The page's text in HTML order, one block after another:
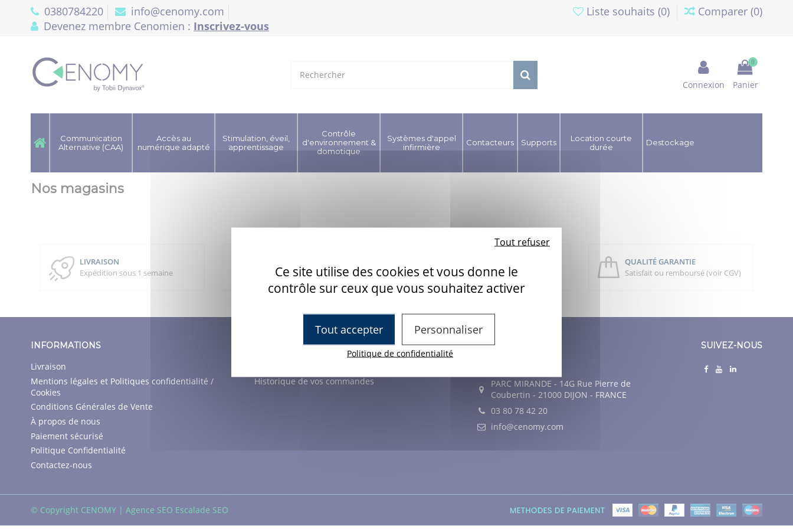
0380784220
info@cenomy.com
Devenez membre Cenomien : Inscrivez-vous
Liste souhaits (0) Comparer (0)
Connexion
0
Panier
Communication
Alternative (CAA)
Accès au
numérique adapté
Stimulation, éveil,
apprentissage
Contrôle
d'environnement &
domotique
Systèmes d'appel
infirmière
Contacteurs Supports
Location courte
durée
Destockage
Nos magasins
LIVRAISON
Expédition sous 1 semaine
3D secure
9H-12H / 14H-17H
QUALITÉ GARANTIE
Satisfait ou remboursé (voir CGV)
INFORMATIONS
Livraison
Mentions légales et Politiques confidentialité /
Cookies
Conditions Générales de Vente
À propos de nous
Paiement sécurisé
Politique Confidentialité
Contactez-nous
MON COMPTE
Historique de vos commandes
CONTACT
PARC MIRANDE - 14G Rue Pierre de
Coubertin - 21000 DIJON - FRANCE
03 80 78 42 20
info@cenomy.com
SUIVEZ-NOUS
© Copyright CENOMY | Agence SEO Escalade SEO
Panneau de gestion des cookies
Ce site utilise des cookies et vous donne le
contrôle sur ceux que vous souhaitez activer
Tout accepter
Tout refuser
Personnaliser
Politique de confidentialité